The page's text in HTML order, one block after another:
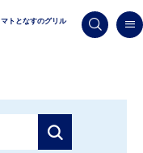
トとなすのグリル